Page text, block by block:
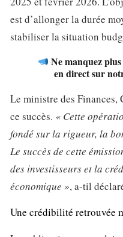
est d’allonger la durée
stabiliser la situation
Ne manquez
en direct sur
Le ministre des Finances,
ce succès. « Cette
fondé sur la rigueur, la
Le succès de cette
des investisseurs et la
économique », a-til
Une crédibilité retrouvée